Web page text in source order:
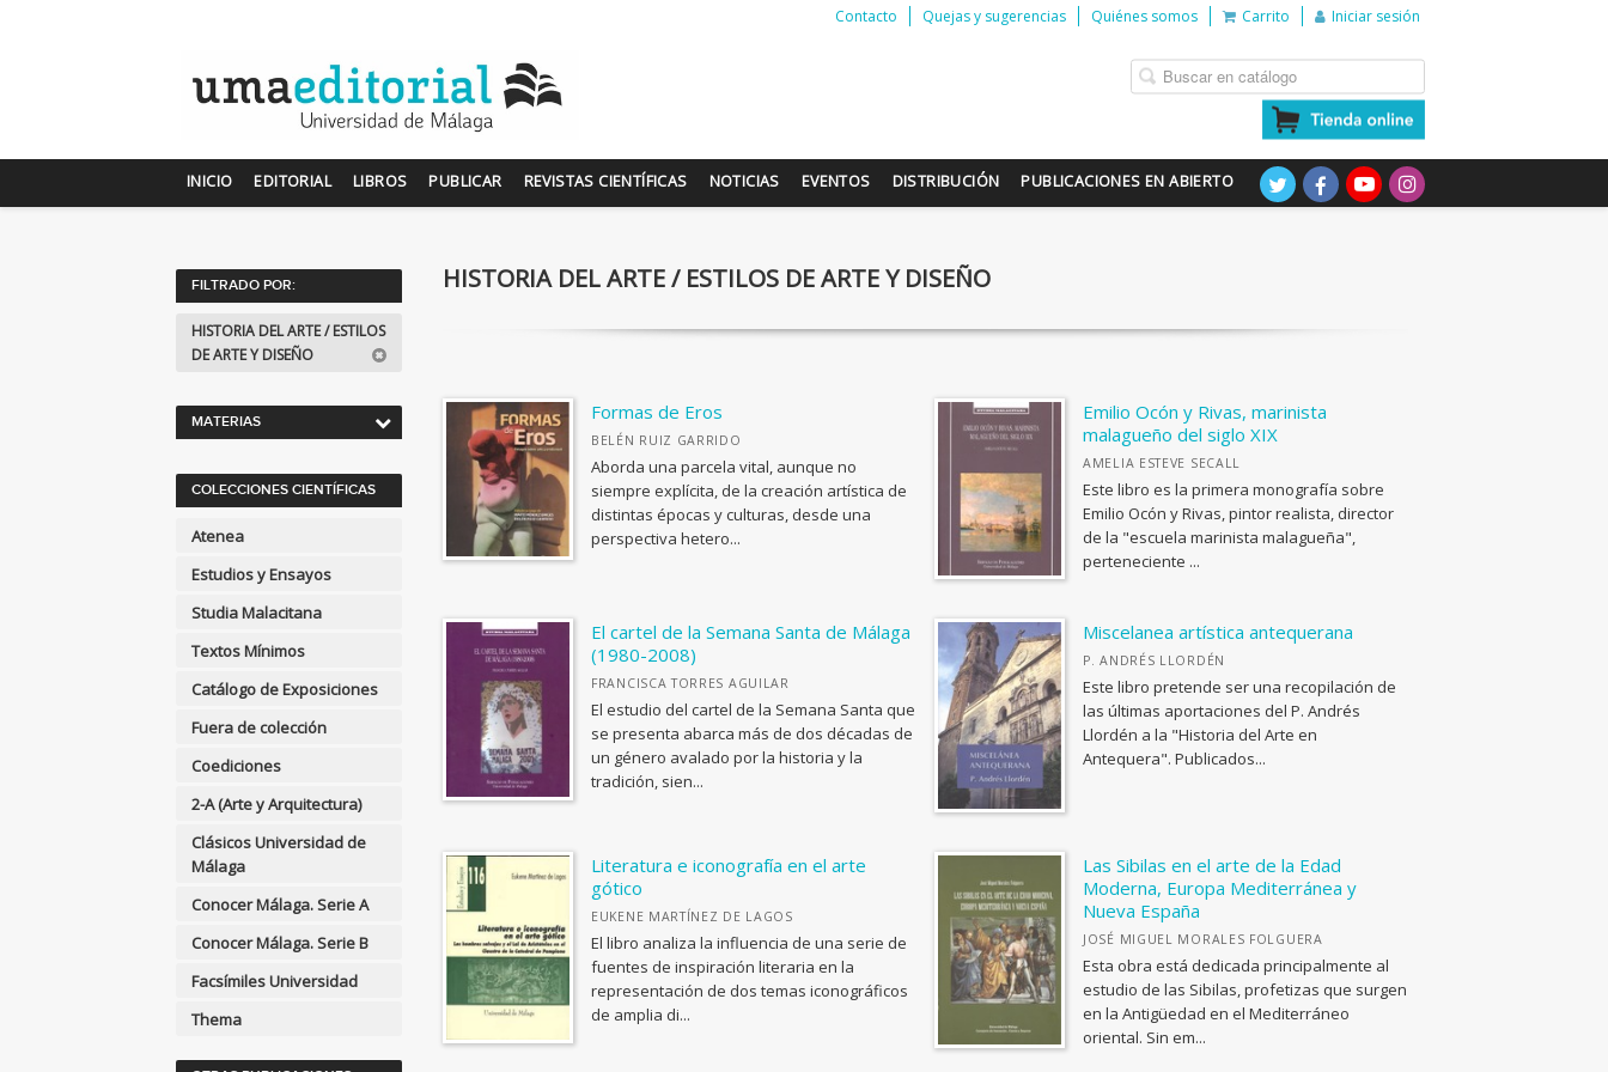
Contacto Quejas y sugerencias Quiénes somos Carrito Iniciar sesión
INICIO EDITORIAL LIBROS PUBLICAR REVISTAS CIENTÍFICAS NOTICIAS EVENTOS DISTRIBUCIÓN PUBLICACIONES EN ABIERTO
FILTRADO POR:
HISTORIA DEL ARTE / ESTILOS
DE ARTE Y DISEÑO
MATERIAS
ANTOLOGÍAS (NO
POÉTICAS)
APLICACIONES GRÁFICAS Y
INDUSTRIAL / COMERCIAL
ASTRONOMÍA, ESPACIO Y
TIEMPO
BIBLIOTECAS Y CIENCIAS
DE LA INFORMACIÓN
BIOGRAFÍA: GENERAL
BIOLOGIA, CIENCIAS DE LA
VIDA
<Genérica>
ANTOLOGÍAS (NO
POÉTICAS)
COLECCIONES CIENTÍFICAS
Atenea
Estudios y Ensayos
Studia Malacitana
Textos Mínimos
Catálogo de Exposiciones
Fuera de colección
Coediciones
2-A (Arte y Arquitectura)
Clásicos Universidad de
Málaga
Conocer Málaga. Serie A
Conocer Málaga. Serie B
Facsímiles Universidad
Thema
HISTORIA DEL ARTE / ESTILOS DE ARTE Y DISEÑO
Formas de Eros
BELÉN RUIZ GARRIDO
Aborda una parcela vital, aunque no
siempre explícita, de la creación artística de
distintas épocas y culturas, desde una
perspectiva hetero...
Emilio Ocón y Rivas, marinista
malagueño del siglo XIX
AMELIA ESTEVE SECALL
Este libro es la primera monografía sobre
Emilio Ocón y Rivas, pintor realista, director
de la "escuela marinista malagueña",
perteneciente ...
El cartel de la Semana Santa de Málaga
(1980-2008)
FRANCISCA TORRES AGUILAR
El estudio del cartel de la Semana Santa que
se presenta abarca más de dos décadas de
un género avalado por la historia y la
tradición, sien...
Miscelanea artística antequerana
P. ANDRÉS LLORDÉN
Este libro pretende ser una recopilación de
las últimas aportaciones del P. Andrés
Llordén a la "Historia del Arte en
Antequera". Publicados...
Literatura e iconografía en el arte
gótico
EUKENE MARTÍNEZ DE LAGOS
El libro analiza la influencia de una serie de
fuentes de inspiración literaria en la
representación de dos temas iconográficos
de amplia di...
Las Sibilas en el arte de la Edad
Moderna, Europa Mediterránea y
Nueva España
JOSÉ MIGUEL MORALES FOLGUERA
Esta obra está dedicada principalmente al
estudio de las Sibilas, profetizas que surgen
en la Antigüedad en el Mediterráneo
oriental. Sin em...